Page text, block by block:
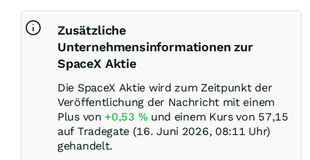
Zusätzliche
Unternehmensinformationen zur
SpaceX Aktie
Die SpaceX Aktie wird zum Zeitpunkt der
Veröffentlichung der Nachricht mit einem
Plus von +0,53 % und einem Kurs von 57,15
auf Tradegate (16. Juni 2026, 08:11 Uhr)
gehandelt.